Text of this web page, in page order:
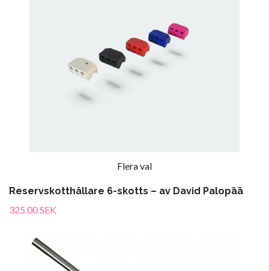
Flera val
Reservskotthållare 6-skotts – av David Palopää
325.00 SEK